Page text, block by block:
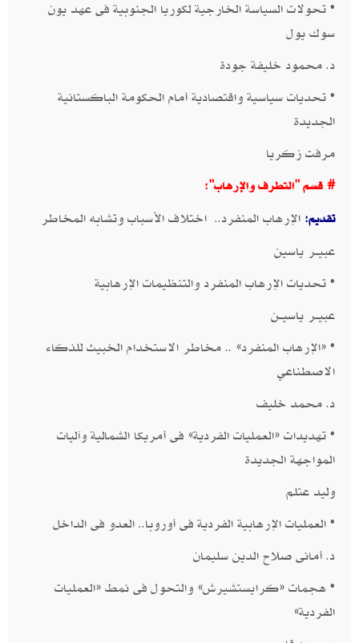
• تحولات السياسة الخارجية لكوريا الجنوبية فى عهد يون
سوك يول​
د. محمود خليفة جودة​​
• تحديات سياسية واقتصادية أمام الحكومة الباكستانية
الجديدة​
مرفت زكريا​​
# قسم "التطرف والإرهاب":
تقديم: الإرهاب المنفرد.. اختلاف الأسباب وتشابه المخاطر​
عبيــر ياسين​​
• تحديات الإرهاب المنفرد والتنظيمات الإرهابية​
عبيــر ياسيــن​​
• «الإرهاب المنفرد» .. مخاطر الاستخدام الخبيث للذكاء
الاصطناعي​
د. محمد خليف​​
• تهديدات «العمليات الفردية» فى أمريكا الشمالية وآليات
المواجهة الجديدة ​
وليد عتلم​​
• العمليات الإرهابية الفردية فى أوروبا.. العدو فى الداخل​
د. أمانى صلاح الدين سليمان​​
• هجمات «كرايستشيرش» والتحول فى نمط «العمليات
الفردية» ​